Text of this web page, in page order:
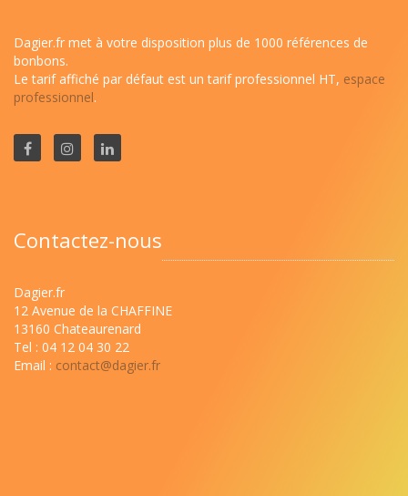
Dagier.fr met à votre disposition plus de 1000 références de
bonbons.
Le tarif affiché par défaut est un tarif professionnel HT, espace
professionnel.
Contactez-nous
Dagier.fr
12 Avenue de la CHAFFINE
13160 Chateaurenard
Tel : 04 12 04 30 22
Email : contact@dagier.fr